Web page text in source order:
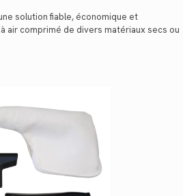
solution fiable, économique et
air comprimé de divers matériaux secs ou